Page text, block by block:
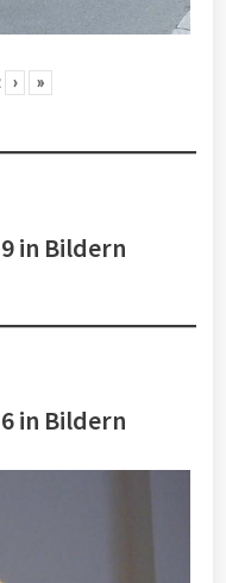
› »
in Bildern
in Bildern